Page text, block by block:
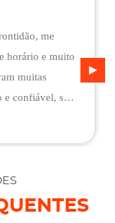
me
horário e muito
muitas
e confiável, são
sem